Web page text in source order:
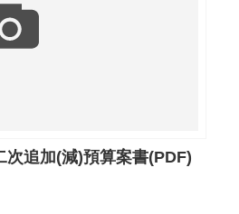
次追加(減)預算案書(PDF)